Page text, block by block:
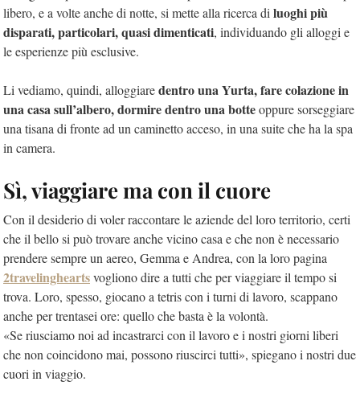
libero, e a volte anche di notte, si mette alla ricerca di luoghi più
disparati, particolari, quasi dimenticati, individuando gli alloggi e
le esperienze più esclusive.
Li vediamo, quindi, alloggiaredentro una Yurta, fare colazione in
una casa sull’albero, dormire dentro una botteoppure sorseggiare
una tisana di fronte ad un caminetto acceso, in una suite che ha la spa
in camera.
Sì, viaggiare ma con il cuore
Con il desiderio di voler raccontare le aziende del loro territorio, certi
che il bello si può trovare anche vicino casa e che non è necessario
prendere sempre un aereo, Gemma e Andrea, con la loro pagina
2travelingheartsvogliono dire a tutti che per viaggiare il tempo si
trova. Loro, spesso, giocano a tetris con i turni di lavoro, scappano
anche per trentasei ore: quello che basta è la volontà.
«Se riusciamo noi ad incastrarci con il lavoro e i nostri giorni liberi
che non coincidono mai, possono riuscirci tutti», spiegano i nostri due
cuori in viaggio.